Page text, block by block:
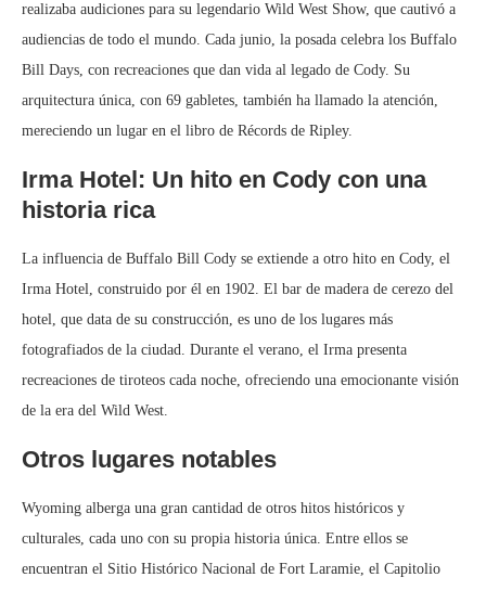
realizaba audiciones para su legendario Wild West Show, que cautivó a
audiencias de todo el mundo. Cada junio, la posada celebra los Buffalo
Bill Days, con recreaciones que dan vida al legado de Cody. Su
arquitectura única, con 69 gabletes, también ha llamado la atención,
mereciendo un lugar en el libro de Récords de Ripley.
Irma Hotel: Un hito en Cody con una
historia rica
La influencia de Buffalo Bill Cody se extiende a otro hito en Cody, el
Irma Hotel, construido por él en 1902. El bar de madera de cerezo del
hotel, que data de su construcción, es uno de los lugares más
fotografiados de la ciudad. Durante el verano, el Irma presenta
recreaciones de tiroteos cada noche, ofreciendo una emocionante visión
de la era del Wild West.
Otros lugares notables
Wyoming alberga una gran cantidad de otros hitos históricos y
culturales, cada uno con su propia historia única. Entre ellos se
encuentran el Sitio Histórico Nacional de Fort Laramie, el Capitolio